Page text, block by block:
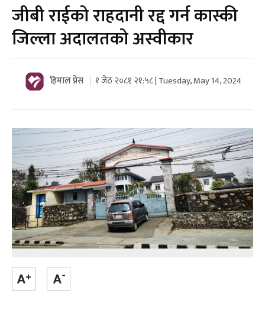
जीबी राईको राहदानी रद्द गर्न कास्की
जिल्ला अदालतको अस्वीकार
हिमाल प्रेस १ जेठ २०८१ २१:५८ | Tuesday, May 14, 2024